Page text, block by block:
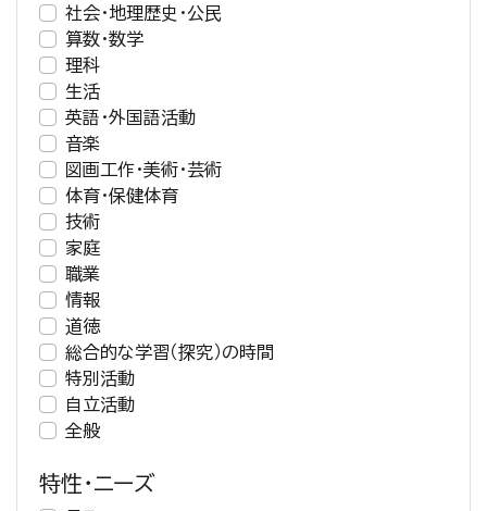
社会・地理歴史・公民
算数・数学
理科
生活
英語・外国語活動
音楽
図画工作・美術・芸術
体育・保健体育
技術
家庭
職業
情報
道徳
総合的な学習（探究）の時間
特別活動
自立活動
全般
特性・ニーズ